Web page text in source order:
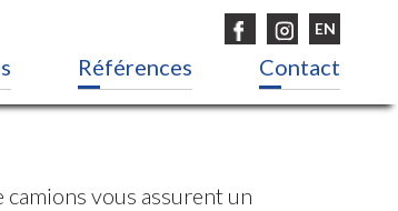
EN
Références Contact
vous assurent un